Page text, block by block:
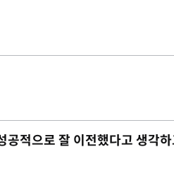
적으로 잘 이전했다고 생각하